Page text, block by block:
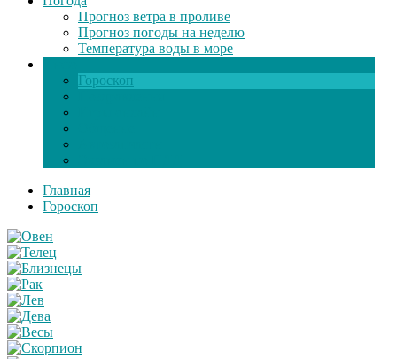
Прогноз ветра в проливе
Прогноз погоды на неделю
Температура воды в море
Гороскоп
Главная
Гороскоп